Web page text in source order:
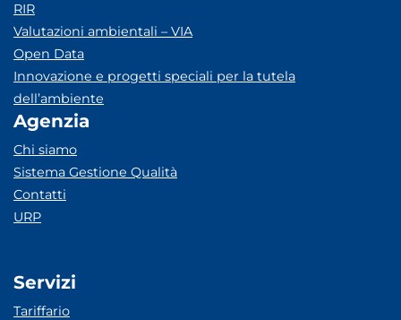
RIR
Valutazioni ambientali – VIA
Open Data
Innovazione e progetti speciali per la tutela
dell’ambiente
Agenzia
Chi siamo
Sistema Gestione Qualità
Contatti
URP
Servizi
Tariffario